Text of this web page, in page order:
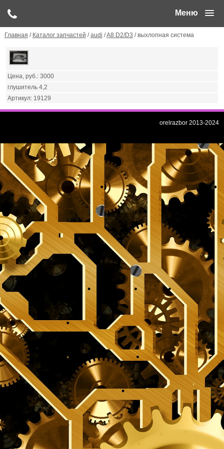
Меню
Главная / Каталог запчастей /audi /A8 D2/D3 / выхлопная система
3000
глушитель 4,2
19129
orelrazbor 2013-2024